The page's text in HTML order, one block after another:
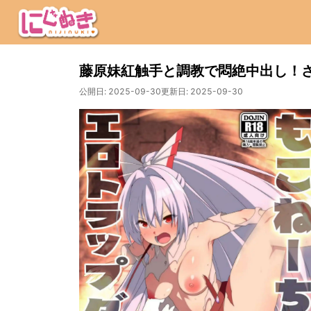
藤原妹紅触手と調教で悶絶中出し！
公開日: 2025-09-30更新日: 2025-09-30